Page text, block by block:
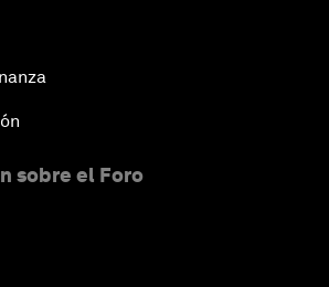
sobre el Foro